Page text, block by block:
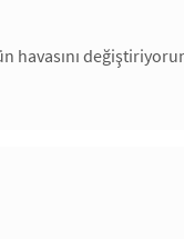
havasını